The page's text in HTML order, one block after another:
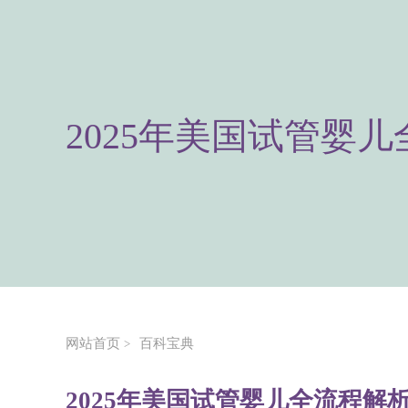
2025年美国试管婴
网站首页 > 百科宝典
2025年美国试管婴儿全流程解